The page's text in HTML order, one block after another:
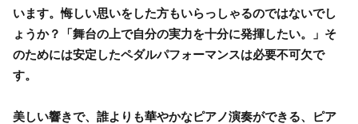
います。悔しい思いをした方もいらっしゃるのではないでし
ょうか？「舞台の上で自分の実力を十分に発揮したい。」そ
のためには安定したペダルパフォーマンスは必要不可欠で
す。
美しい響きで、誰よりも華やかなピアノ演奏ができる、ピア